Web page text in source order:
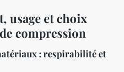
usage et choix
compression
: respirabilité et